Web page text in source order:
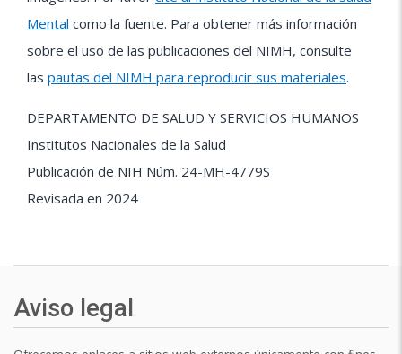
Mental como la fuente. Para obtener más información
sobre el uso de las publicaciones del NIMH, consulte
las pautas del NIMH para reproducir sus materiales.
DEPARTAMENTO DE SALUD Y SERVICIOS HUMANOS
Institutos Nacionales de la Salud
Publicación de NIH Núm. 24-MH-4779S
Revisada en 2024
Aviso legal